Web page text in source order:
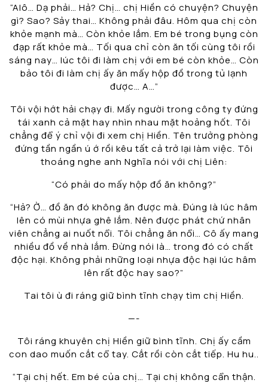
“Alô… Dạ phải… Hả? Chị… chị Hiền có chuyện? Chuyện
gì? Sao? Sảy thai… Không phải đâu. Hôm qua chị còn
khỏe mạnh mà… Còn khỏe lắm. Em bé trong bụng còn
đạp rất khỏe mà… Tối qua chỉ còn ăn tối cùng tôi rồi
sáng nay… lúc tôi đi làm chị với em bé còn khỏe… Còn
bảo tôi đi làm chị ấy ăn mấy hộp đồ trong tủ lạnh
được… A…”
Tôi vội hớt hải chạy đi. Mấy người trong công ty đứng
tái xanh cả mặt hay nhìn nhau mặt hoảng hốt. Tôi
chẳng để ý chỉ vội đi xem chị Hiền. Tên trưởng phòng
đứng tần ngần ú ớ rồi kêu tất cả trở lại làm việc. Tôi
thoáng nghe anh Nghĩa nói với chị Liên:
“Có phải do mấy hộp đồ ăn không?”
“Hả? Ờ… đồ ăn đó không ăn được mà. Đúng là lúc hâm
lên có mùi nhựa ghê lắm. Nên được phát chứ nhân
viên chẳng ai nuốt nổi. Tôi chẳng ăn nổi… Cô ấy mang
nhiều đồ về nhà lắm. Đừng nói là… trong đó có chất
độc hại. Không phải những loại nhựa độc hại lúc hâm
lên rất độc hay sao?”
Tai tôi ù đi ráng giữ bình tĩnh chạy tìm chị Hiền.
—-
Tôi ráng khuyên chị Hiền giữ bình tĩnh. Chị ấy cầm
con dao muốn cắt cổ tay. Cắt rồi còn cắt tiếp. Hu hu..
“Tại chị hết. Em bé của chị… Tại chị không cẩn thận.